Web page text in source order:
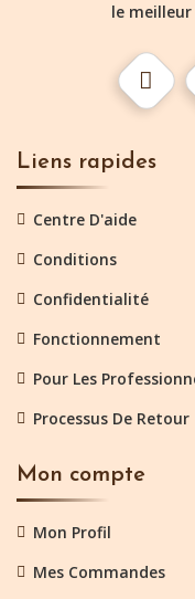
le
Liens rapides
Centre D'aide
Conditions
Confidentialité
Fonctionnement
Pour Les
Processus De Retour
Mon compte
Mon Profil
Mes Commandes